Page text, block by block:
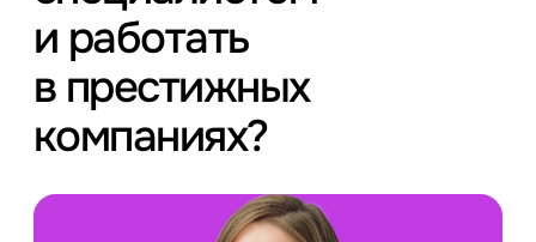
и работать
в престижных
компаниях?